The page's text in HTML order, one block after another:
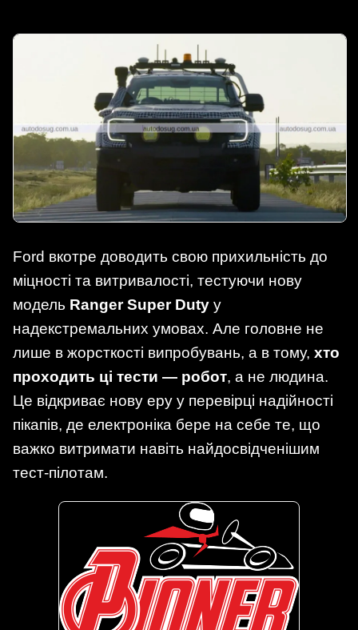
Ford вкотре доводить свою прихильність до
міцності та витривалості, тестуючи нову
модель Ranger Super Duty у
надекстремальних умовах. Але головне не
лише в жорсткості випробувань, а в тому, хто
проходить ці тести — робот, а не людина.
Це відкриває нову еру у перевірці надійності
пікапів, де електроніка бере на себе те, що
важко витримати навіть найдосвідченішим
тест-пілотам.